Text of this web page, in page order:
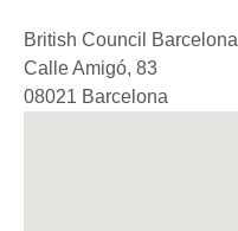
British Council Barcelona
Calle Amigó, 83
08021 Barcelona